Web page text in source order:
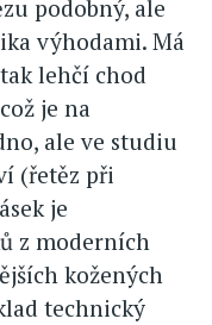
podobný, ale
výhodami. Má
lehčí chod
je na
ale ve studiu
(řetěz při
je
z moderních
kožených
technický